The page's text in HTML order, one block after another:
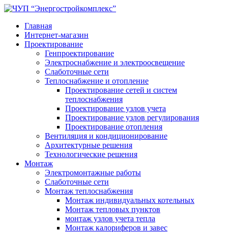
Главная
Интернет-магазин
Проектирование
Генпроектирование
Электроснабжение и электроосвещение
Слаботочные сети
Теплоснабжение и отопление
Проектирование сетей и систем
теплоснабжения
Проектирование узлов учета
Проектирование узлов регулирования
Проектирование отопления
Вентиляция и кондиционирование
Архитектурные решения
Технологические решения
Монтаж
Электромонтажные работы
Слаботочные сети
Монтаж теплоснабжения
Монтаж индивидуальных котельных
Монтаж тепловых пунктов
монтаж узлов учета тепла
Монтаж калориферов и завес